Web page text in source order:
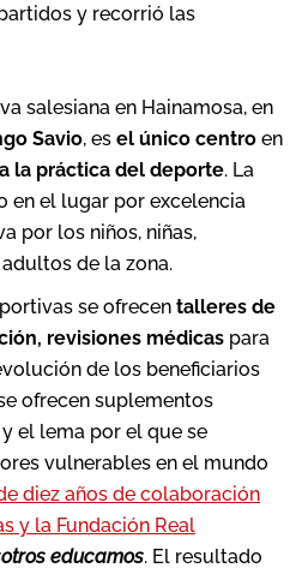
y recorrió las
salesiana en Hainamosa, en
Savio, es el único centro en
la práctica del deporte. La
en el lugar por excelencia
por los niños, niñas,
de la zona.
se ofrecen talleres de
revisiones médicas para
de los beneficiarios
ofrecen suplementos
el lema por el que se
vulnerables en el mundo
diez años de colaboración
y la Fundación Real
educamos. El resultado